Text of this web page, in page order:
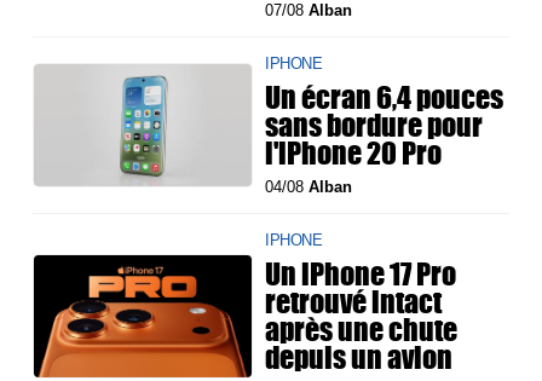
07/08Alban
IPHONE
Un écran 6,4 pouces
sans bordure pour
l'iPhone 20 Pro
04/08Alban
IPHONE
Un iPhone 17 Pro
retrouvé intact
après une chute
depuis un avion